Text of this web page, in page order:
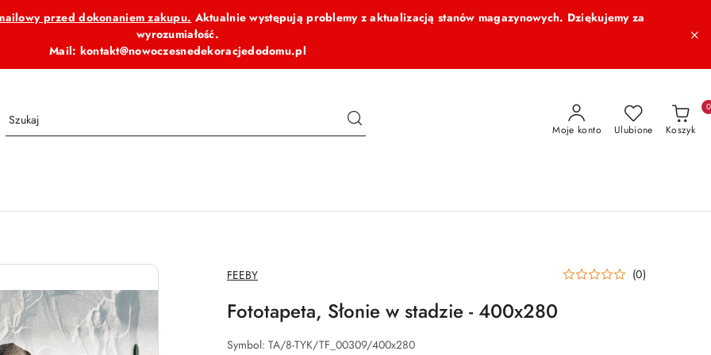
przed dokonaniem zakupu. Aktualnie występują problemy z aktualizacją stanów magazynowych. Dziękujemy za
wyrozumiałość.
Mail: kontakt@nowoczesnedekoracjedodomu.pl
Moje konto Ulubione Koszyk
0
NAZWA
PRODUCENTA:
FEEBY (0)
Fototapeta, Słonie w stadzie - 400x280
Symbol: TA/8-TYK/TF_00309/400x280